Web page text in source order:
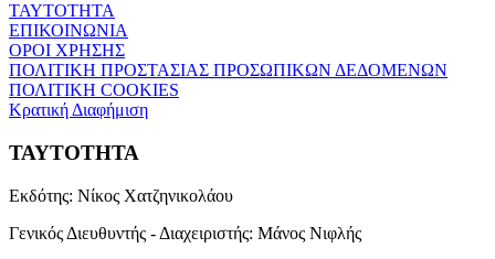
ΤΑΥΤΟΤΗΤΑ
ΕΠΙΚΟΙΝΩΝΙΑ
ΟΡΟΙ ΧΡΗΣΗΣ
ΠΟΛΙΤΙΚΗ ΠΡΟΣΤΑΣΙΑΣ ΠΡΟΣΩΠΙΚΩΝ ΔΕΔΟΜΕΝΩΝ
ΠΟΛΙΤΙΚΗ COOKIES
Κρατική Διαφήμιση
ΤΑΥΤΟΤΗΤΑ
Εκδότης: Νίκος Χατζηνικολάου
Γενικός Διευθυντής - Διαχειριστής: Μάνος Νιφλής